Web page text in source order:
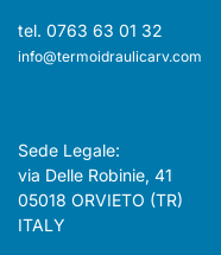
tel. 0763 63 01 32
info@termoidraulicarv.com
Sede Legale:
via Delle Robinie, 41
05018 ORVIETO (TR)
ITALY